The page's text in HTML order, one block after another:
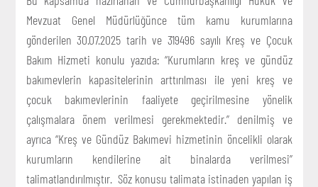
Mevzuat Genel Müdürlüğünce tüm kamu kurumlarına
gönderilen 30.07.2025 tarih ve 319496 sayılı Kreş ve Çocuk
Bakım Hizmeti konulu yazıda: “Kurumların kreş ve gündüz
bakımevlerin kapasitelerinin arttırılması ile yeni kreş ve
çocuk bakımevlerinin faaliyete geçirilmesine yönelik
çalışmalara önem verilmesi gerekmektedir.” denilmiş ve
ayrıca “Kreş ve Gündüz Bakımevi hizmetinin öncelikli olarak
kurumların kendilerine ait binalarda verilmesi”
talimatlandırılmıştır. Söz konusu talimata istinaden yapılan iş